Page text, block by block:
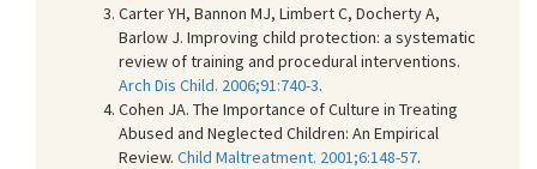
Carter YH, Bannon MJ, Limbert C, Docherty A,
Barlow J. Improving child protection: a systematic
review of training and procedural interventions.
Arch Dis Child. 2006;91:740-3.
Cohen JA. The Importance of Culture in Treating
Abused and Neglected Children: An Empirical
Review. Child Maltreatment. 2001;6:148-57.